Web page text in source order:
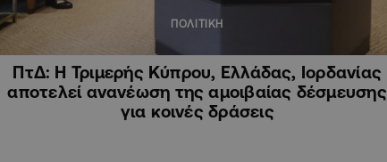
ΠΟΛΙΤΙΚΗ
ΠτΔ: Η Τριμερής Κύπρου, Ελλάδας, Ιορδανίας
αποτελεί ανανέωση της αμοιβαίας δέσμευσης
για κοινές δράσεις